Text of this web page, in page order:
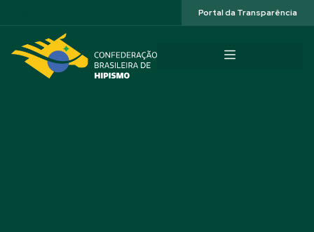
Portal da Transparência